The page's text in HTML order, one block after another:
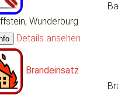
Wunderburg
Details ansehen
Brandeinsatz